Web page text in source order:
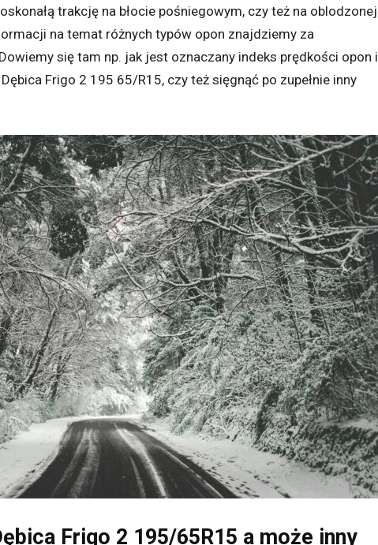
trakcję na błocie pośniegowym, czy też na oblodzonej
na temat różnych typów opon znajdziemy za
się tam np. jak jest oznaczany indeks prędkości opon i
Frigo 2 195 65/R15, czy też sięgnąć po zupełnie inny
Frigo 2 195/65R15 a może inny